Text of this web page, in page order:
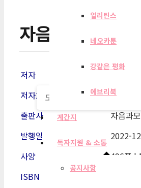
얼리틴스
네오카툰
강같은 평화
에브리북
계간지
독자지원 & 소통
공지사항
자음과모음 계
저자
자음과
저자2
출판사
자음과
발행일
2022-
사양
496쪽 |
ISBN
2005-